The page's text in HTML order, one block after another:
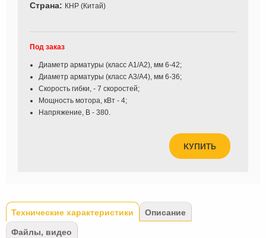
Страна: КНР (Китай)
КУПИТЬ
Под заказ
Диаметр арматуры (класс А1/А2), мм 6-42;
Диаметр арматуры (класс А3/А4), мм 6-36;
Скорость гибки, - 7 скоростей;
Мощность мотора, кВт - 4;
Напряжение, В - 380.
Tabs
Технические характеристики (активная
вкладка)
Описание
Файлы, видео